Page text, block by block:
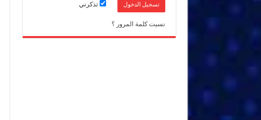
تذكرني
نسيت كلمة المرور ؟